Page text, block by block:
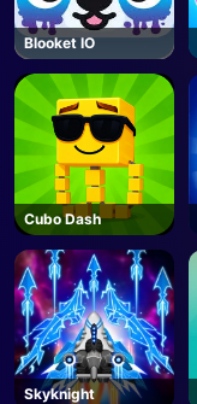
Blooket IO
Cubo Dash
Skyknight